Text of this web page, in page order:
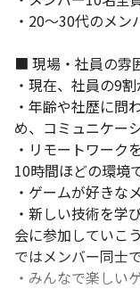
大手企業の案件に携
・20～30代のメ
■ 現場・社員の雰
・現在、社員の9
・年齢や社歴に問
め、コミュニケー
・リモートワーク
10時間ほどの環境
・ゲームが好きな
・新しい技術を学
会に参加していこ
ではメンバー同士
・みんなで楽しい